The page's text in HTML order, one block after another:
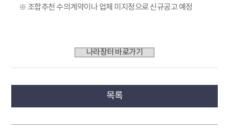
※ 조합추천 수의계약이나 업체 미지정으로 신규공고 예정
나라장터 바로가기
목록